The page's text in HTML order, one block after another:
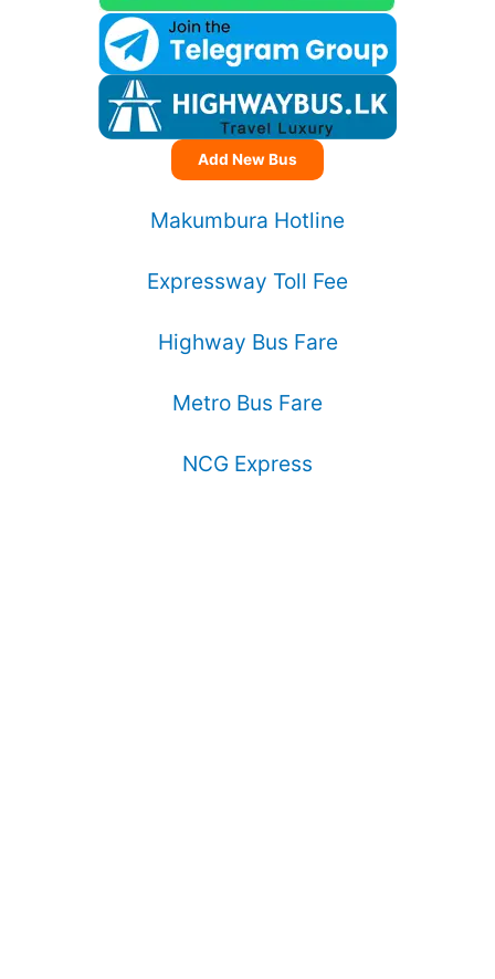
Add New Bus
Makumbura Hotline
Expressway Toll Fee
Highway Bus Fare
Metro Bus Fare
NCG Express